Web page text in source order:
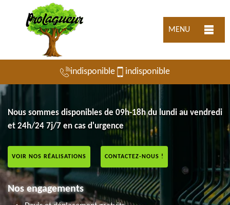
MENU
indisponible indisponible
Nous sommes disponibles de 09h-18h du lundi au vendredi
et 24h/24 7j/7 en cas d'urgence
VOIR NOS RÉALISATIONS CONTACTEZ-NOUS !
Nos engagements